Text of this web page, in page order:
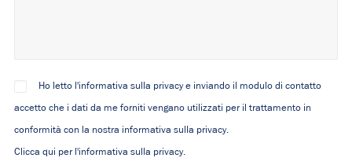
Ho letto l'informativa sulla privacy e inviando il modulo di contatto
accetto che i dati da me forniti vengano utilizzati per il trattamento in
conformità con la nostra informativa sulla privacy.
Clicca qui per l'informativa sulla privacy.